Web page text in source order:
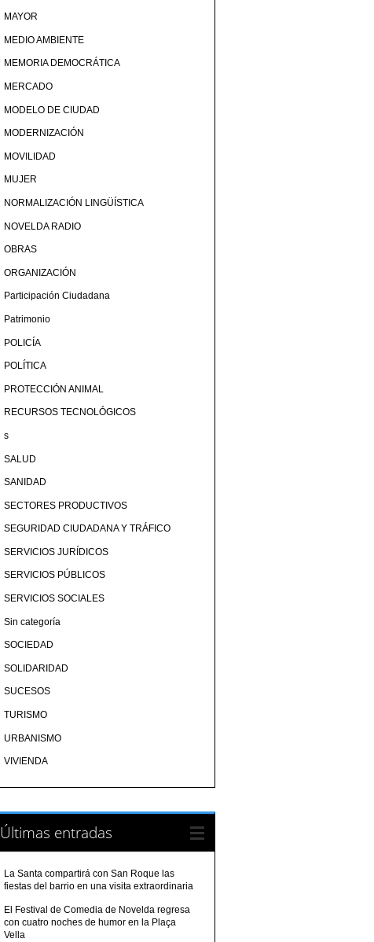
MAYOR
MEDIO AMBIENTE
MEMORIA DEMOCRÁTICA
MERCADO
MODELO DE CIUDAD
MODERNIZACIÓN
MOVILIDAD
MUJER
NORMALIZACIÓN LINGÜÍSTICA
NOVELDA RADIO
OBRAS
ORGANIZACIÓN
Participación Ciudadana
Patrimonio
POLICÍA
POLÍTICA
PROTECCIÓN ANIMAL
RECURSOS TECNOLÓGICOS
s
SALUD
SANIDAD
SECTORES PRODUCTIVOS
SEGURIDAD CIUDADANA Y TRÁFICO
SERVICIOS JURÍDICOS
SERVICIOS PÚBLICOS
SERVICIOS SOCIALES
Sin categoría
SOCIEDAD
SOLIDARIDAD
SUCESOS
TURISMO
URBANISMO
VIVIENDA
Últimas entradas
La Santa compartirá con San Roque las
fiestas del barrio en una visita extraordinaria
El Festival de Comedia de Novelda regresa
con cuatro noches de humor en la Plaça
Vella